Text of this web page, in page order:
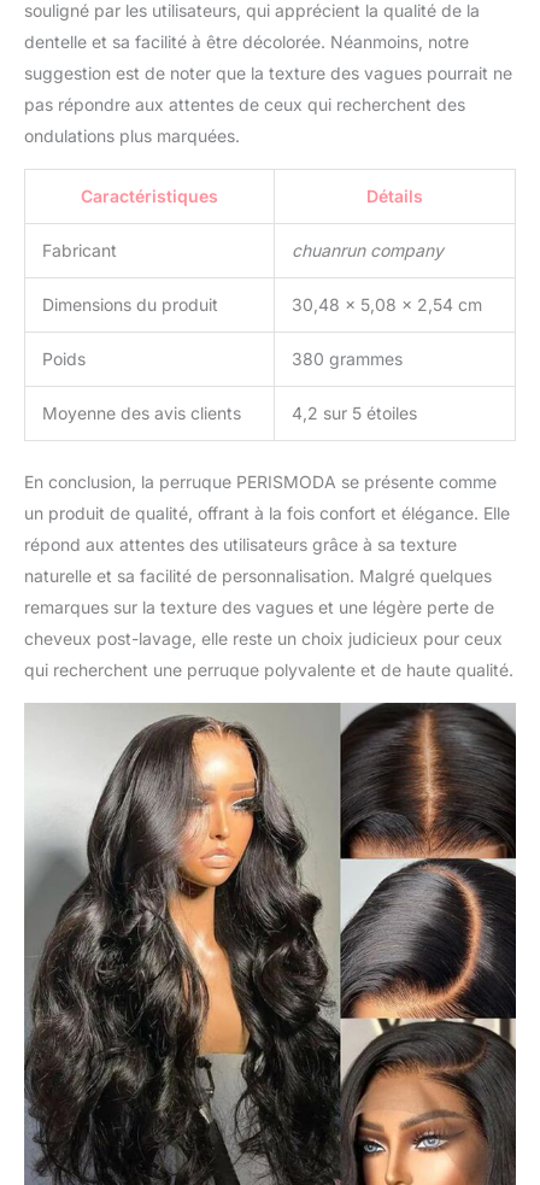
donnent plus de beauté
et de confiance dans
mariage, rendez-vous,
soirées à thème et toute
nécessitant peu
cheveux et ne s'emmêle
facile à entretenir et à
gérer
souligné par les utilisateurs, qui apprécient la qualité de la
dentelle et sa facilité à être décolorée. Néanmoins, notre
suggestion est de noter que la texture des vagues pourrait ne
pas répondre aux attentes de ceux qui recherchent des
ondulations plus marquées.
Caractéristiques Détails
Fabricant chuanrun company
Dimensions du produit 30,48 x 5,08 x 2,54 cm
Poids 380 grammes
Moyenne des avis clients 4,2 sur 5 étoiles
En conclusion, la perruque PERISMODA se présente comme
un produit de qualité, offrant à la fois confort et élégance. Elle
répond aux attentes des utilisateurs grâce à sa texture
naturelle et sa facilité de personnalisation. Malgré quelques
remarques sur la texture des vagues et une légère perte de
cheveux post-lavage, elle reste un choix judicieux pour ceux
qui recherchent une perruque polyvalente et de haute qualité.